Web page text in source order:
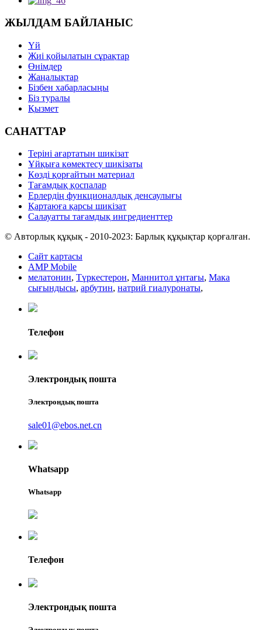
ЖЫЛДАМ БАЙЛАНЫС
Үй
Жиі қойылатын сұрақтар
Өнімдер
Жаңалықтар
Бізбен хабарласыңы
Біз туралы
Қызмет
САНАТТАР
Теріні ағартатын шикізат
Ұйқыға көмектесу шикізаты
Көзді қорғайтын материал
Тағамдық қоспалар
Ерлердің функционалдық денсаулығы
Қартаюға қарсы шикізат
Салауатты тағамдық ингредиенттер
© Авторлық құқық - 2010-2023: Барлық құқықтар қорғалған.
Сайт картасы
AMP Mobile
мелатонин, Түркестерон, Маннитол ұнтағы, Мака
сығындысы, арбутин, натрий гиалуронаты,
Телефон
Электрондық пошта
Электрондық пошта
sale01@ebos.net.cn
Whatsapp
Whatsapp
Телефон
Электрондық пошта